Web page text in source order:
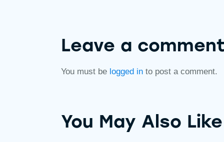
Leave a
You must be logged in to post a comment.
You May Also Like